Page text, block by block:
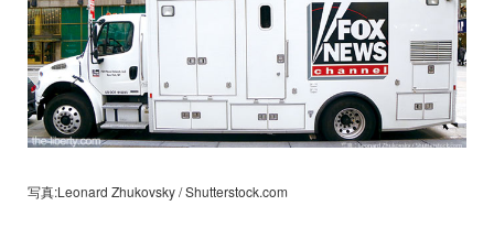
写真:Leonard Zhukovsky / Shutterstock.com